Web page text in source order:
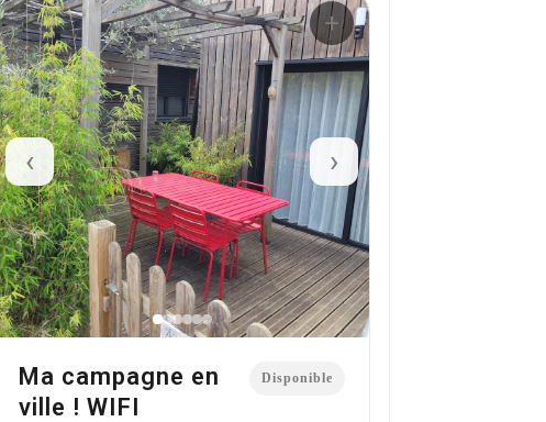
+
‹ ›
Ma campagne en
ville ! WIFI
Disponible